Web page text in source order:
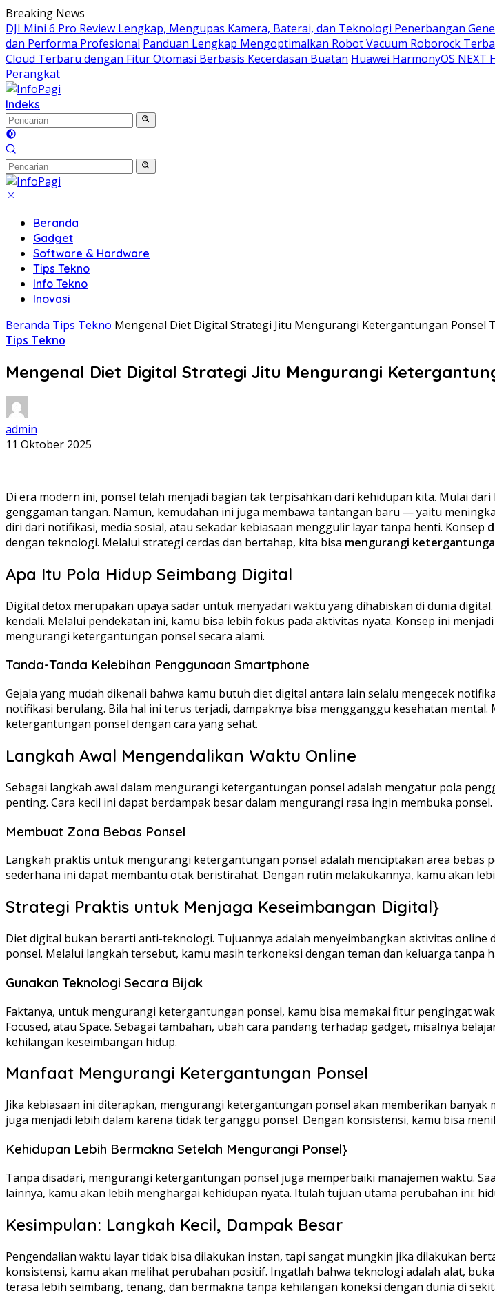
Langsung
ke
konten
Breaking News
DJI Mini 6 Pro Review Lengkap, Mengupas Kamera, Baterai, dan Teknologi Penerbangan
dan Performa Profesional Panduan Lengkap Mengoptimalkan Robot Vacuum Roborock
Cloud Terbaru dengan Fitur Otomasi Berbasis Kecerdasan Buatan Huawei HarmonyOS
Perangkat
Indeks
Beranda
Gadget
Software & Hardware
Tips Tekno
Info Tekno
Inovasi
Beranda Tips Tekno Mengenal Diet Digital Strategi Jitu Mengurangi Ketergantungan Ponsel
Tips Tekno
Mengenal Diet Digital Strategi Jitu Mengurangi
admin
11 Oktober 2025
Di era modern ini, ponsel telah menjadi bagian tak terpisahkan dari kehidupan kita. Mulai
genggaman tangan. Namun, kemudahan ini juga membawa tantangan baru — yaitu
diri dari notifikasi, media sosial, atau sekadar kebiasaan menggulir layar tanpa henti. Konsep
dengan teknologi. Melalui strategi cerdas dan bertahap, kita bisa mengurangi
Apa Itu Pola Hidup Seimbang Digital
Digital detox merupakan upaya sadar untuk menyadari waktu yang dihabiskan di dunia
kendali. Melalui pendekatan ini, kamu bisa lebih fokus pada aktivitas nyata. Konsep ini
mengurangi ketergantungan ponsel secara alami.
Tanda-Tanda Kelebihan Penggunaan Smartphone
Gejala yang mudah dikenali bahwa kamu butuh diet digital antara lain selalu mengecek
notifikasi berulang. Bila hal ini terus terjadi, dampaknya bisa mengganggu kesehatan
ketergantungan ponsel dengan cara yang sehat.
Langkah Awal Mengendalikan Waktu Online
Sebagai langkah awal dalam mengurangi ketergantungan ponsel adalah mengatur pola
penting. Cara kecil ini dapat berdampak besar dalam mengurangi rasa ingin membuka
Membuat Zona Bebas Ponsel
Langkah praktis untuk mengurangi ketergantungan ponsel adalah menciptakan area bebas
sederhana ini dapat membantu otak beristirahat. Dengan rutin melakukannya, kamu akan
Strategi Praktis untuk Menjaga Keseimbangan Digital}
Diet digital bukan berarti anti-teknologi. Tujuannya adalah menyeimbangkan aktivitas
ponsel. Melalui langkah tersebut, kamu masih terkoneksi dengan teman dan keluarga tanpa
Gunakan Teknologi Secara Bijak
Faktanya, untuk mengurangi ketergantungan ponsel, kamu bisa memakai fitur pengingat
Focused, atau Space. Sebagai tambahan, ubah cara pandang terhadap gadget, misalnya
kehilangan keseimbangan hidup.
Manfaat Mengurangi Ketergantungan Ponsel
Jika kebiasaan ini diterapkan, mengurangi ketergantungan ponsel akan memberikan
juga menjadi lebih dalam karena tidak terganggu ponsel. Dengan konsistensi, kamu bisa
Kehidupan Lebih Bermakna Setelah Mengurangi Ponsel}
Tanpa disadari, mengurangi ketergantungan ponsel juga memperbaiki manajemen waktu.
lainnya, kamu akan lebih menghargai kehidupan nyata. Itulah tujuan utama perubahan ini:
Kesimpulan: Langkah Kecil, Dampak Besar
Pengendalian waktu layar tidak bisa dilakukan instan, tapi sangat mungkin jika dilakukan
konsistensi, kamu akan melihat perubahan positif. Ingatlah bahwa teknologi adalah alat,
terasa lebih seimbang, tenang, dan bermakna tanpa kehilangan koneksi dengan dunia di